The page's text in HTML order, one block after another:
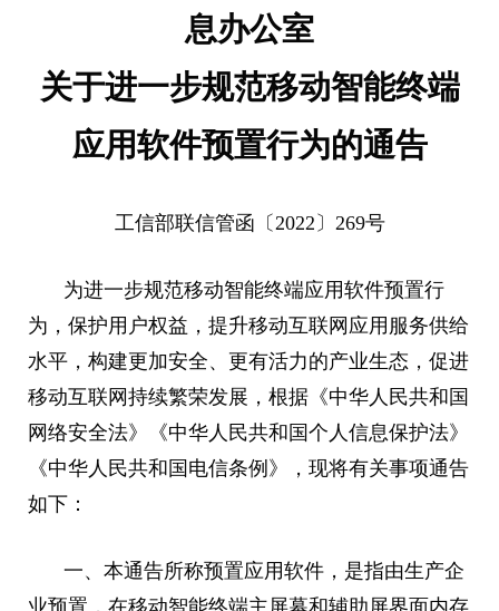
息办公室
关于进一步规范移动智能终端
应用软件预置行为的通告
工信部联信管函〔2022〕269号
为进一步规范移动智能终端应用软件预置行
为，保护用户权益，提升移动互联网应用服务供给
水平，构建更加安全、更有活力的产业生态，促进
移动互联网持续繁荣发展，根据《中华人民共和国
网络安全法》《中华人民共和国个人信息保护法》
《中华人民共和国电信条例》，现将有关事项通告
如下：
一、本通告所称预置应用软件，是指由生产企
业预置，在移动智能终端主屏幕和辅助屏界面内存